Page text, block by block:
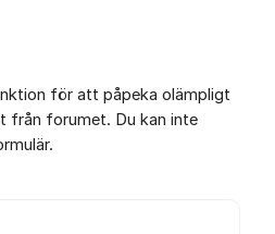
för att påpeka olämpligt
från forumet. Du kan inte